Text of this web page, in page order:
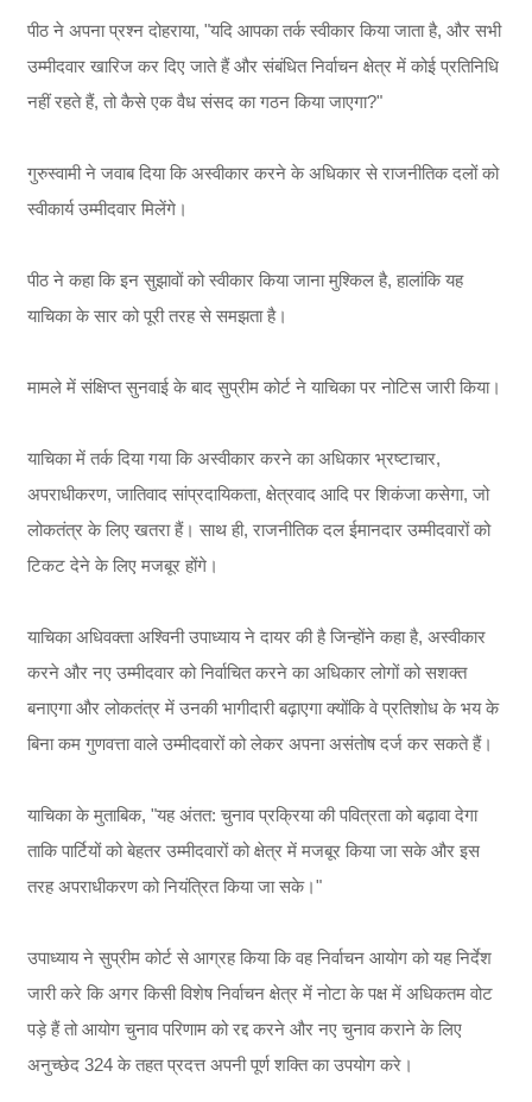
पीठ ने अपना प्रश्न दोहराया, "यदि आपका तर्क स्वीकार किया जाता है, और सभी
उम्मीदवार खारिज कर दिए जाते हैं और संबंधित निर्वाचन क्षेत्र में कोई प्रतिनिधि
नहीं रहते हैं, तो कैसे एक वैध संसद का गठन किया जाएगा?"
गुरुस्वामी ने जवाब दिया कि अस्वीकार करने के अधिकार से राजनीतिक दलों को
स्वीकार्य उम्मीदवार मिलेंगे।
पीठ ने कहा कि इन सुझावों को स्वीकार किया जाना मुश्किल है, हालांकि यह
याचिका के सार को पूरी तरह से समझता है।
मामले में संक्षिप्त सुनवाई के बाद सुप्रीम कोर्ट ने याचिका पर नोटिस जारी किया।
याचिका में तर्क दिया गया कि अस्वीकार करने का अधिकार भ्रष्टाचार,
अपराधीकरण, जातिवाद सांप्रदायिकता, क्षेत्रवाद आदि पर शिकंजा कसेगा, जो
लोकतंत्र के लिए खतरा हैं। साथ ही, राजनीतिक दल ईमानदार उम्मीदवारों को
टिकट देने के लिए मजबूर होंगे।
याचिका अधिवक्ता अश्विनी उपाध्याय ने दायर की है जिन्होंने कहा है, अस्वीकार
करने और नए उम्मीदवार को निर्वाचित करने का अधिकार लोगों को सशक्त
बनाएगा और लोकतंत्र में उनकी भागीदारी बढ़ाएगा क्योंकि वे प्रतिशोध के भय के
बिना कम गुणवत्ता वाले उम्मीदवारों को लेकर अपना असंतोष दर्ज कर सकते हैं।
याचिका के मुताबिक, "यह अंतत: चुनाव प्रक्रिया की पवित्रता को बढ़ावा देगा
ताकि पार्टियों को बेहतर उम्मीदवारों को क्षेत्र में मजबूर किया जा सके और इस
तरह अपराधीकरण को नियंत्रित किया जा सके।"
उपाध्याय ने सुप्रीम कोर्ट से आग्रह किया कि वह निर्वाचन आयोग को यह निर्देश
जारी करे कि अगर किसी विशेष निर्वाचन क्षेत्र में नोटा के पक्ष में अधिकतम वोट
पड़े हैं तो आयोग चुनाव परिणाम को रद्द करने और नए चुनाव कराने के लिए
अनुच्छेद 324 के तहत प्रदत्त अपनी पूर्ण शक्ति का उपयोग करे।